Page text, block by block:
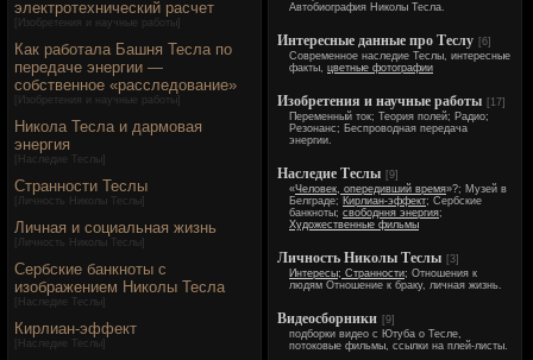
электротехнический расчет
Изобретения и научные работы
Как работала Башня Тесла по
передаче энергии —
собственное «расследование»
Изобретения и научные работы
Никола Тесла и дармовая
энергия
Наследие Теслы
Странности Теслы
Личность Николы Теслы
Личная и социальная жизнь
Личность Николы Теслы
Сербские банкноты с
изображением Николы Тесла
Наследие Теслы
Кирлиан-эффект
Наследие Теслы
Автобиография Николы Тесла.
Интересные данные про Теслу [6]
Современное наследие Теслы, интересные
факты, цветные фотографии
Изобретения и научные работы [17]
Переменный ток; Теория полей; Радио;
Резонанс; Беспроводная передача
энергии.
Наследие Теслы [9]
«Человек, опередивший время»?; Музей в
Белграде; Кирлиан-эффект; Сербские
банкноты; свободння энергия;
Художественные фильмы
Личность Николы Теслы [3]
Интересы; Странности; Отношения к
людям Отношение к браку, личная жизнь.
Видеосборники [9]
подборки видео с Ютуба о Тесле,
потоковые фильмы, ссылки на плей-листы.